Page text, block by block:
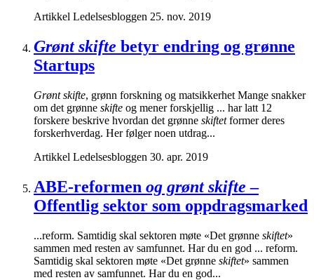
Artikkel Ledelsesbloggen 25. nov. 2019
Grønt skifte betyr endring og grønne
Startups
Grønt skifte, grønn forskning og matsikkerhet Mange snakker
om det grønne skifte og mener forskjellig ... har latt 12
forskere beskrive hvordan det grønne skiftetformer deres
forskerhverdag. Her følger noen utdrag...
Artikkel Ledelsesbloggen 30. apr. 2019
ABE-reformen og grønt skifte –
Offentlig sektor som oppdragsmarked
...reform. Samtidig skal sektoren møte «Det grønne skiftet»
sammen med resten av samfunnet. Har du en god ... reform.
Samtidig skal sektoren møte «Det grønne skiftet» sammen
med resten av samfunnet. Har du en god...